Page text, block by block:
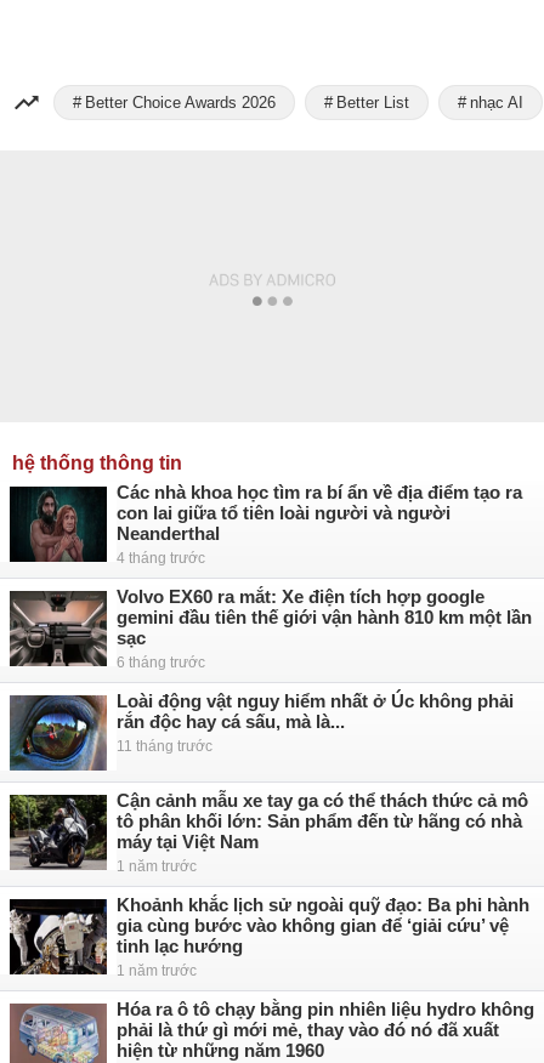
Better Choice Awards 2026 Better List nhạc AI
hệ thống thông tin
Các nhà khoa học tìm ra bí ẩn về địa điểm tạo ra
con lai giữa tổ tiên loài người và người
Neanderthal
4 tháng trước
Volvo EX60 ra mắt: Xe điện tích hợp google
gemini đầu tiên thế giới vận hành 810 km một lần
sạc
6 tháng trước
Loài động vật nguy hiểm nhất ở Úc không phải
rắn độc hay cá sấu, mà là...
11 tháng trước
Cận cảnh mẫu xe tay ga có thể thách thức cả mô
tô phân khối lớn: Sản phẩm đến từ hãng có nhà
máy tại Việt Nam
1 năm trước
Khoảnh khắc lịch sử ngoài quỹ đạo: Ba phi hành
gia cùng bước vào không gian để ‘giải cứu’ vệ
tinh lạc hướng
1 năm trước
Hóa ra ô tô chạy bằng pin nhiên liệu hydro không
phải là thứ gì mới mẻ, thay vào đó nó đã xuất
hiện từ những năm 1960